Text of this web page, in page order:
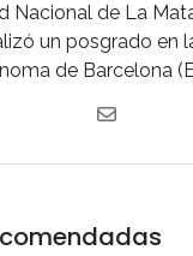
Nacional de La
un posgrado en
de Barcelona